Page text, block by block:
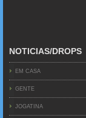
NOTICIAS/DROPS
EM CASA
GENTE
JOGATINA